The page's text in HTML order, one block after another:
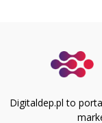
Digitaldep.pl to